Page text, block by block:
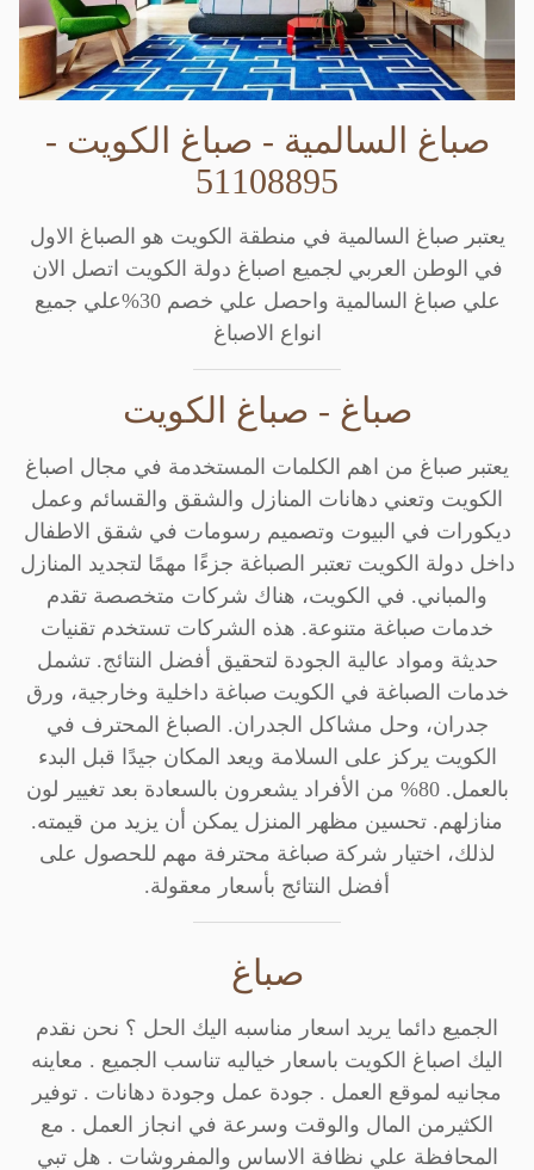
صباغ السالمية - صباغ الكويت -
51108895
يعتبر صباغ السالمية في منطقة الكويت هو الصباغ الاول
في الوطن العربي لجميع اصباغ دولة الكويت اتصل الان
علي صباغ السالمية واحصل علي خصم 30%علي جميع
انواع الاصباغ
صباغ - صباغ الكويت
يعتبر صباغ من اهم الكلمات المستخدمة في مجال اصباغ
الكويت وتعني دهانات المنازل والشقق والقسائم وعمل
ديكورات في البيوت وتصميم رسومات في شقق الاطفال
داخل دولة الكويت تعتبر الصباغة جزءًا مهمًا لتجديد المنازل
والمباني. في الكويت، هناك شركات متخصصة تقدم
خدمات صباغة متنوعة. هذه الشركات تستخدم تقنيات
حديثة ومواد عالية الجودة لتحقيق أفضل النتائج. تشمل
خدمات الصباغة في الكويت صباغة داخلية وخارجية، ورق
جدران، وحل مشاكل الجدران. الصباغ المحترف في
الكويت يركز على السلامة ويعد المكان جيدًا قبل البدء
بالعمل. 80% من الأفراد يشعرون بالسعادة بعد تغيير لون
منازلهم. تحسين مظهر المنزل يمكن أن يزيد من قيمته.
لذلك، اختيار شركة صباغة محترفة مهم للحصول على
أفضل النتائج بأسعار معقولة.
صباغ
الجميع دائما يريد اسعار مناسبه اليك الحل ؟ نحن نقدم
اليك اصباغ الكويت باسعار خياليه تناسب الجميع . معاينه
مجانيه لموقع العمل . جودة عمل وجودة دهانات . توفير
الكثيرمن المال والوقت وسرعة في انجاز العمل . مع
المحافظة علي نظافة الاساس والمفروشات . هل تبي